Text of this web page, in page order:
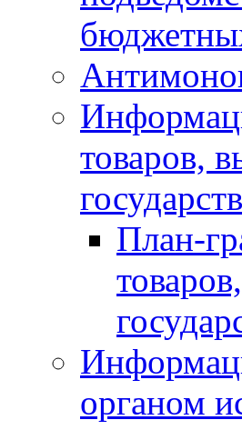
товаров,
План-
органом